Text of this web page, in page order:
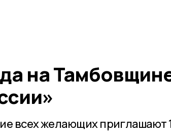
на
всех желающих приглашают